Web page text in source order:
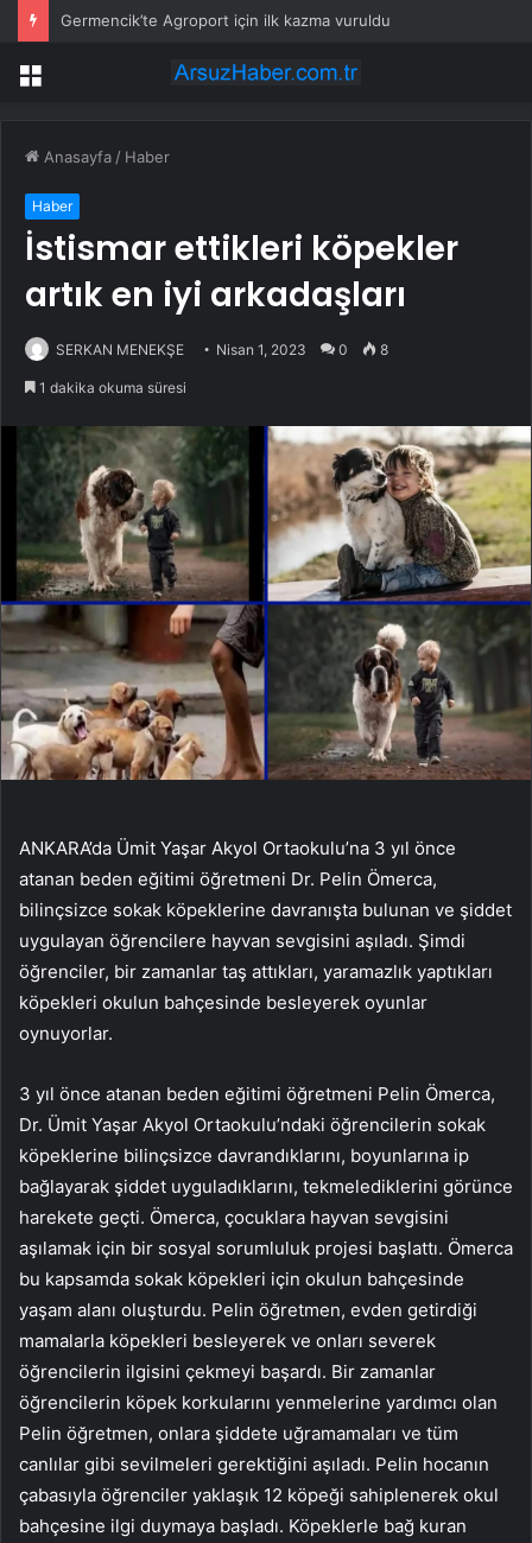
Germencik’te Agroport için ilk kazma vuruldu
Menü
Anasayfa / Haber
Haber
İstismar ettikleri köpekler
artık en iyi arkadaşları
SERKAN MENEKŞE Nisan 1, 2023 0 8
1 dakika okuma süresi
ANKARA’da Ümit Yaşar Akyol Ortaokulu’na 3 yıl önce
atanan beden eğitimi öğretmeni Dr. Pelin Ömerca,
bilinçsizce sokak köpeklerine davranışta bulunan ve şiddet
uygulayan öğrencilere hayvan sevgisini aşıladı. Şimdi
öğrenciler, bir zamanlar taş attıkları, yaramazlık yaptıkları
köpekleri okulun bahçesinde besleyerek oyunlar
oynuyorlar.
3 yıl önce atanan beden eğitimi öğretmeni Pelin Ömerca,
Dr. Ümit Yaşar Akyol Ortaokulu’ndaki öğrencilerin sokak
köpeklerine bilinçsizce davrandıklarını, boyunlarına ip
bağlayarak şiddet uyguladıklarını, tekmelediklerini görünce
harekete geçti. Ömerca, çocuklara hayvan sevgisini
aşılamak için bir sosyal sorumluluk projesi başlattı. Ömerca
bu kapsamda sokak köpekleri için okulun bahçesinde
yaşam alanı oluşturdu. Pelin öğretmen, evden getirdiği
mamalarla köpekleri besleyerek ve onları severek
öğrencilerin ilgisini çekmeyi başardı. Bir zamanlar
öğrencilerin köpek korkularını yenmelerine yardımcı olan
Pelin öğretmen, onlara şiddete uğramamaları ve tüm
canlılar gibi sevilmeleri gerektiğini aşıladı. Pelin hocanın
çabasıyla öğrenciler yaklaşık 12 köpeği sahiplenerek okul
bahçesine ilgi duymaya başladı. Köpeklerle bağ kuran